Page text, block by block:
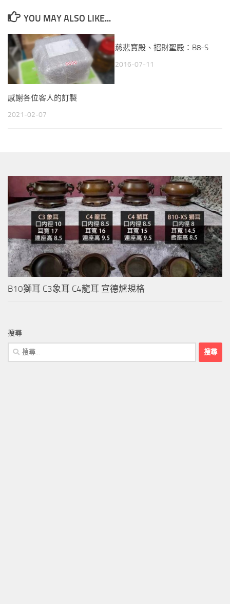
YOU MAY ALSO LIKE...
感謝各位客人的訂製
2021-02-07
慈悲寶殿、招財聖殿：B8-S
2016-07-11
B10獅耳 C3象耳 C4龍耳 宣德爐規格
搜尋
搜
尋